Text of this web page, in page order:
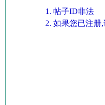
帖子ID非法
如果您已注册